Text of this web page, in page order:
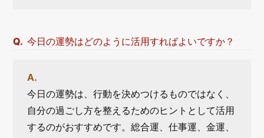
今日の運勢はどのように活用すればよいですか？
今日の運勢は、行動を決めつけるものではなく、
自分の過ごし方を整えるためのヒントとして活用
するのがおすすめです。総合運、仕事運、金運、